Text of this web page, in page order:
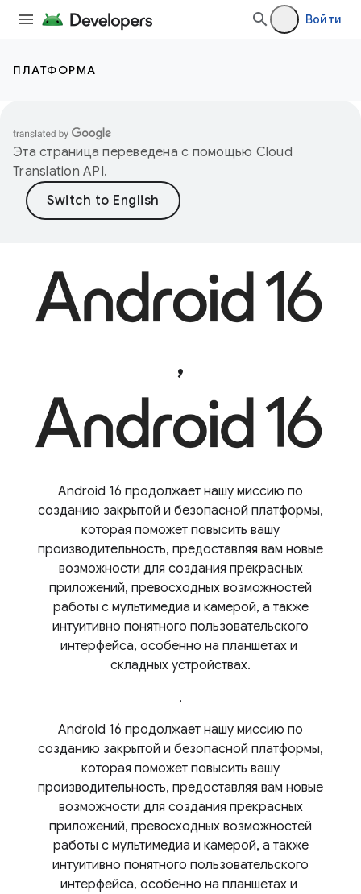
Войти
ПЛАТФОРМА
Эта страница переведена с помощью Cloud
Translation API.
,
Android 16 продолжает нашу миссию по
созданию закрытой и безопасной платформы,
которая поможет повысить вашу
производительность, предоставляя вам новые
возможности для создания прекрасных
приложений, превосходных возможностей
работы с мультимедиа и камерой, а также
интуитивно понятного пользовательского
интерфейса, особенно на планшетах и ​​
складных устройствах.
,
Android 16 продолжает нашу миссию по
созданию закрытой и безопасной платформы,
которая поможет повысить вашу
производительность, предоставляя вам новые
возможности для создания прекрасных
приложений, превосходных возможностей
работы с мультимедиа и камерой, а также
интуитивно понятного пользовательского
интерфейса, особенно на планшетах и ​​